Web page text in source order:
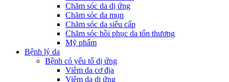
Chăm sóc da dị ứng
Chăm sóc da mụn
Chăm sóc da siêu cấp
Chăm sóc hồi phục da tổn thương
Mỹ phẩm
Bệnh lý da
Bệnh có yếu tố dị ứng
Viêm da cơ địa
Viêm da dị ứng